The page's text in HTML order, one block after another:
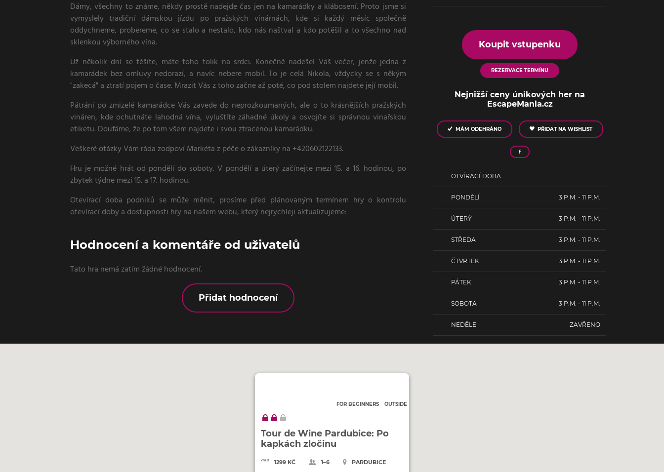
Dámy, všechny to známe, někdy prostě nadejde čas jen na kamarádky a klábosení. Proto jsme si
vymyslely tradiční dámskou jízdu po pražských vinárnách, kde si každý měsíc společně
oddychneme, probereme, co se stalo a nestalo, kdo nás naštval a kdo potěšil a to všechno nad
sklenkou výborného vína.
Už několik dní se těšíte, máte toho tolik na srdci. Konečně nadešel Váš večer, jenže jedna z
kamarádek bez omluvy nedorazí, a navíc nebere mobil. To je celá Nikola, vždycky se s někým
"zakecá" a ztratí pojem o čase. Mrazit Vás z toho začne až poté, co pod stolem najdete její mobil.
Pátrání po zmizelé kamarádce Vás zavede do neprozkoumaných, ale o to krásnějších pražských
vináren, kde ochutnáte lahodná vína, vyluštíte záhadné úkoly a osvojíte si správnou vinařskou
etiketu. Doufáme, že po tom všem najdete i svou ztracenou kamarádku.
Veškeré otázky Vám ráda zodpoví Markéta z péče o zákazníky na +420602122133.
Hru je možné hrát od pondělí do soboty. V pondělí a úterý začínejte mezi 15. a 16. hodinou, po
zbytek týdne mezi 15. a 17. hodinou.
Otevírací doba podniků se může měnit, prosíme před plánovaným termínem hry o kontrolu
otevírací doby a dostupnosti hry na našem webu, který nejrychleji aktualizujeme:
Hodnocení a komentáře od uživatelů
Tato hra nemá zatím žádné hodnocení.
Přidat hodnocení
Koupit vstupenku
REZERVACE TERMÍNU
Nejnižší ceny únikových her na
EscapeMania.cz
MÁM ODEHRÁNO PŘIDAT NA WISHLIST
OTVÍRACÍ DOBA
PONDĚLÍ 3 P.M. - 11 P.M.
ÚTERÝ 3 P.M. - 11 P.M.
STŘEDA 3 P.M. - 11 P.M.
ČTVRTEK 3 P.M. - 11 P.M.
PÁTEK 3 P.M. - 11 P.M.
SOBOTA 3 P.M. - 11 P.M.
NEDĚLE ZAVŘENO
FOR BEGINNERS OUTSIDE
Tour de Wine Pardubice: Po
kapkách zločinu
1299 KČ 1–6 PARDUBICE